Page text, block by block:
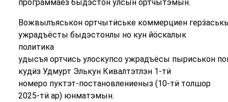
программаез быдэстон улсын ортчытэмын.
Вожвылъяськон ортчытӥське коммерциен
ужрадъёсты быдэстонлы но кун йӧскалык
политика
удысъя ортчись улоскупсо ужрадъёсы пыриськон
кудӥз Удмурт Элькун Кивалтэтлэн 1-тӥ
номеро пуктэт-постановлениеныз (10-тӥ толшор
2025-тӥ ар) юнматэмын.